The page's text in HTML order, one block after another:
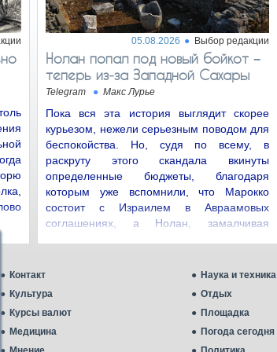
за
в
05.08.2026 Выбор редакции
Нолан попал под новый бойкот −
теперь из‑за Западной Сахары
Telegram Макс Лурье
Пока вся эта история выглядит скорее
курьезом, нежели серьезным поводом для
беспокойства. Но, судя по всему, в
раскруту этого скандала вкинуты
определенные бюджеты, благодаря
которым уже вспомнили, что Марокко
состоит с Израилем в Авраамовых
соглашениях, а Нолан, замалчивая
Контакт Наука и техника
Культура Отдых
Курсы валют Площадка
Медицина Погода сегодня